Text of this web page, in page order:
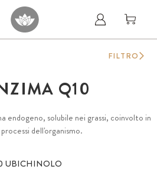
Q10
endogeno, solubile nei grassi, coinvolto in
dell'organismo.
UBICHINOLO
FILTRO